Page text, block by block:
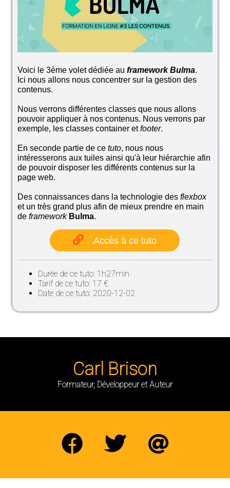
Voici le 3ème volet dédiée au framework Bulma.
Ici nous allons nous concentrer sur la gestion des
contenus.
Nous verrons différentes classes que nous allons
pouvoir appliquer à nos contenus. Nous verrons par
exemple, les classes container etfooter.
En seconde partie de ce tuto, nous nous
intéresserons aux tuiles ainsi qu'à leur hiérarchie afin
de pouvoir disposer les différents contenus sur la
page web.
Des connaissances dans la technologie des flexbox
et un très grand plus afin de mieux prendre en main
de frameworkBulma.
Accès à ce tuto
Durée de ce tuto: 1h27min
Tarif de ce tuto: 17 €
Date de ce tuto: 2020-12-02
Carl Brison
Formateur, Développeur et Auteur